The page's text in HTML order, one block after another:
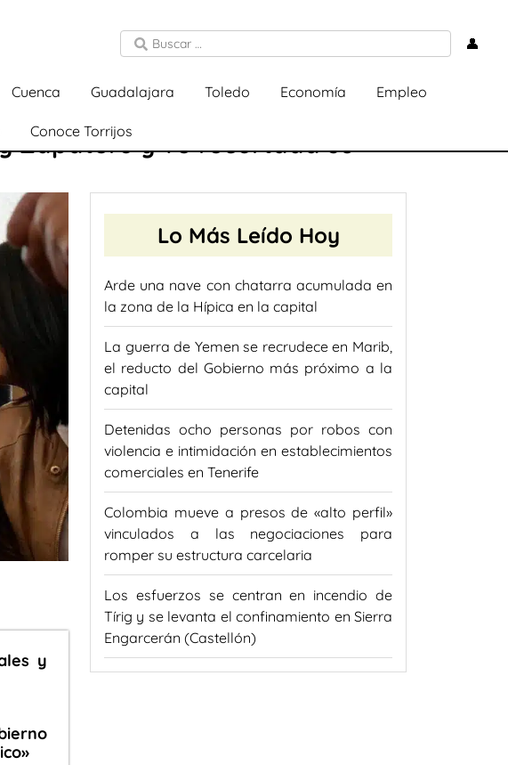
👤
Cuenca Guadalajara Toledo Economía Empleo
Conoce Torrijos
Zapatero y ve recortada su
y
Lo Más Leído Hoy
Arde una nave con chatarra acumulada en
la zona de la Hípica en la capital
La guerra de Yemen se recrudece en Marib,
el reducto del Gobierno más próximo a la
capital
Detenidas ocho personas por robos con
violencia e intimidación en establecimientos
comerciales en Tenerife
Colombia mueve a presos de «alto perfil»
vinculados a las negociaciones para
romper su estructura carcelaria
Los esfuerzos se centran en incendio de
Tírig y se levanta el confinamiento en Sierra
Engarcerán (Castellón)